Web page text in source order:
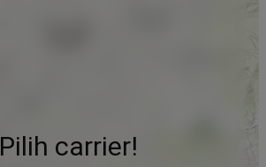
Pilih carrier!